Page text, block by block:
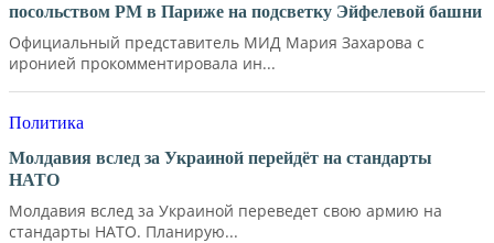
посольством РМ в Париже на подсветку Эйфелевой башни
Официальный представитель МИД Мария Захарова с
иронией прокомментировала ин...
Политика
Молдавия вслед за Украиной перейдёт на стандарты
НАТО
Молдавия вслед за Украиной переведет свою армию на
стандарты НАТО. Планирую...